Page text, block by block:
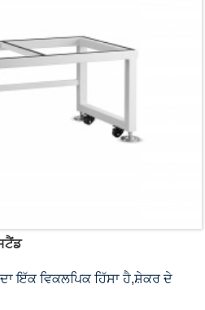
ਇੱਕ ਵਿਕਲਪਿਕ ਹਿੱਸਾ ਹੈ,ਸ਼ੇਕਰ ਦੇ
ਦੀ ਮੰਗ ਨੂੰ ਪੂਰਾ ਕਰਨ ਲਈ।